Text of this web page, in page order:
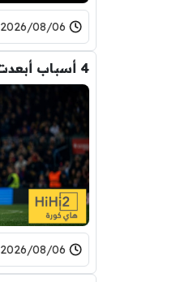
2026/08/06 - 13:09
2026/08/06 - 19:56